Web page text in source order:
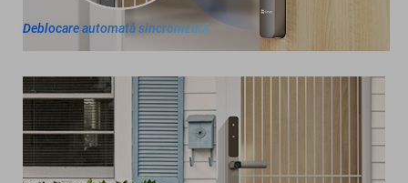
Deblocare automată sincronizată